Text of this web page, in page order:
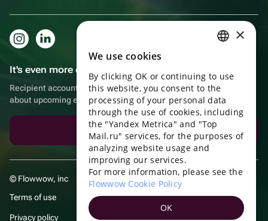
It's even more convenient in the app!
Recipient account, extra rewards for purchases and reminders
about upcoming events
Download the app
© Flowwow, inc
Terms of use
Privacy policy
ENGLISH
UKRAINIAN
PORTUGUESE
SPANISH
×
We use cookies
By clicking OK or continuing to use
this website, you consent to the
processing of your personal data
through the use of cookies, including
the "Yandex Metrica" and "Top
Mail.ru" services, for the purposes of
analyzing website usage and
improving our services.
For more information, please see the
Flowwow Cookie Policy
OK